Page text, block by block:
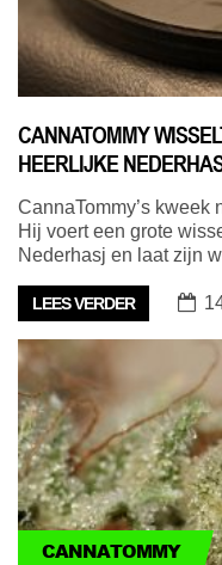
CANNATOMMY
HEERLIJKE
CannaTommy’s kweek
Hij voert een grote
Nederhasj en laat zijn
LEES VERDER
CANNATOMMY